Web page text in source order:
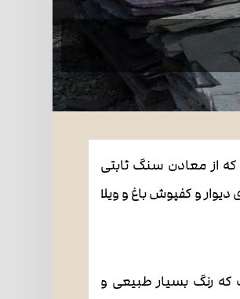
از معادن سنگ ثابتی
و کفپوش باغ و ویلا
که رنگ بسیار طبیعی و